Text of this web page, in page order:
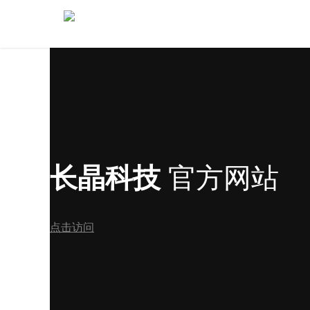
长晶科技 官方网站
点击访问